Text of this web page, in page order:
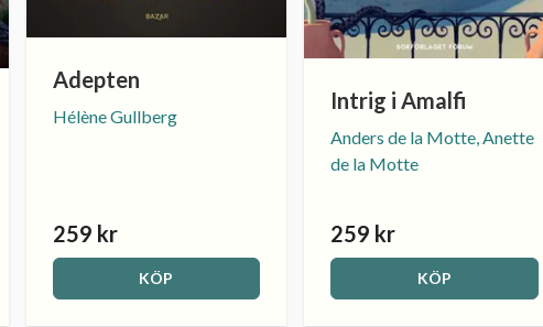
Adepten
Hélène Gullberg
259 kr
KÖP
Intrig i Amalfi
Anders de la Motte, Anette
de la Motte
259 kr
KÖP